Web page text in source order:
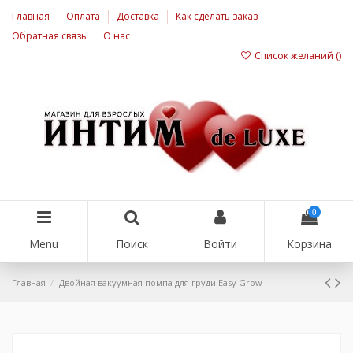
Главная Оплата Доставка
Как сделать заказ
Обратная связь
О нас
Список желаний ()
Menu Поиск Войти
0
Корзина
Главная Двойная вакуумная помпа для груди Easy Grow